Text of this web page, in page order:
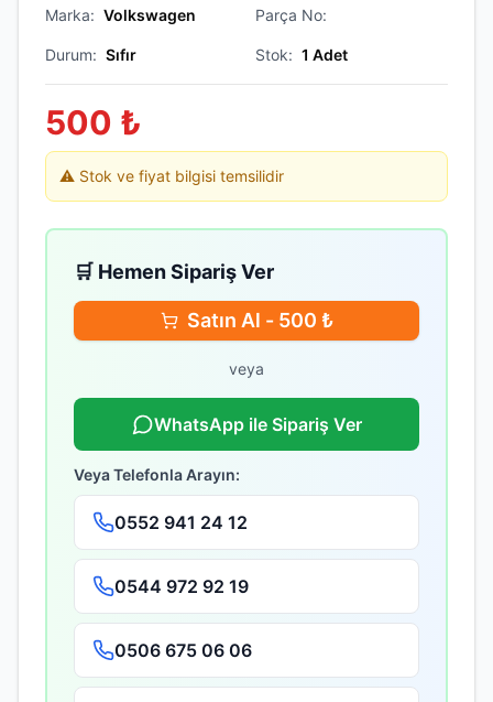
Marka: Volkswagen Parça No:
Durum: Sıfır Stok: 1 Adet
500 ₺
⚠️ Stok ve fiyat bilgisi temsilidir
🛒 Hemen Sipariş Ver
Satın Al - 500 ₺
veya
WhatsApp ile Sipariş Ver
Veya Telefonla Arayın:
0552 941 24 12
0544 972 92 19
0506 675 06 06